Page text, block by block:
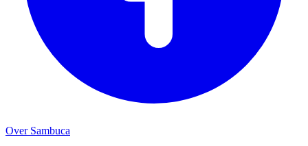
Over Sambuca